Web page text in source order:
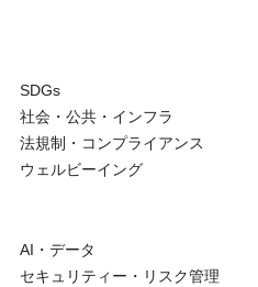
SDGs
社会・公共・インフラ
法規制・コンプライアンス
ウェルビーイング
AI・データ
セキュリティー・リスク管理